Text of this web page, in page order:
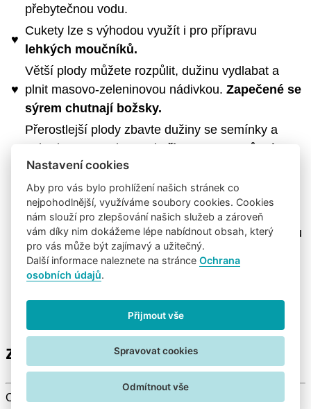
přebytečnou vodu.
♥
Cukety lze s výhodou využít i pro přípravu
lehkých moučníků.
♥
Větší plody můžete rozpůlit, dužinu vydlabat a
plnit masovo-zeleninovou nádivkou. Zapečené se
sýrem chutnají božsky.
Přerostlejší plody zbavte dužiny se semínky a
nahrubo nastrouhanou i
připravte na způsob
dušeného hlávkového zelí.
Cukety můžete samozřejmě také smažit , ale v
tomto případě volte kvalitní rostlinný olej, aby
nedocházelo zbytečně k přepalování. Na tepelnou
úpravu se nejlépe hodí řepkový, rafinovaný
olivový nebo rýžový olej.
Přejeme Vám krásný kulinářský
zážitek a dobrou chuť.
Copyright © 2026
Nastavení cookies
Aby pro vás bylo prohlížení našich stránek co
nejpohodlnější, využíváme soubory cookies. Cookies
nám slouží pro zlepšování našich služeb a zároveň
vám díky nim dokážeme lépe nabídnout obsah, který
pro vás může být zajímavý a užitečný.
Další informace naleznete na stránceOchrana
osobních údajů.
Přijmout vše
Spravovat cookies
Odmítnout vše